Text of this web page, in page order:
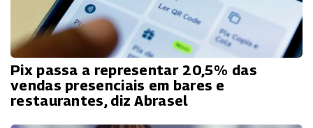
Pix passa a representar 20,5% das
vendas presenciais em bares e
restaurantes, diz Abrasel